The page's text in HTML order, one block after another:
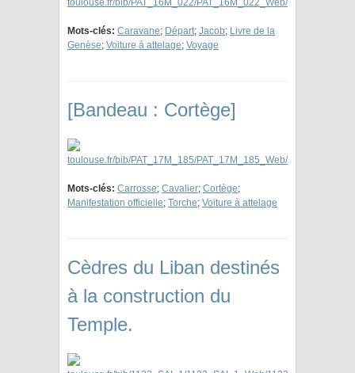
Mots-clés: Caravane; Départ; Jacob; Livre de la
Genèse; Voiture à attelage; Voyage
[Bandeau : Cortège]
Mots-clés: Carrosse; Cavalier; Cortège;
Manifestation officielle; Torche; Voiture à attelage
Cèdres du Liban destinés
à la construction du
Temple.